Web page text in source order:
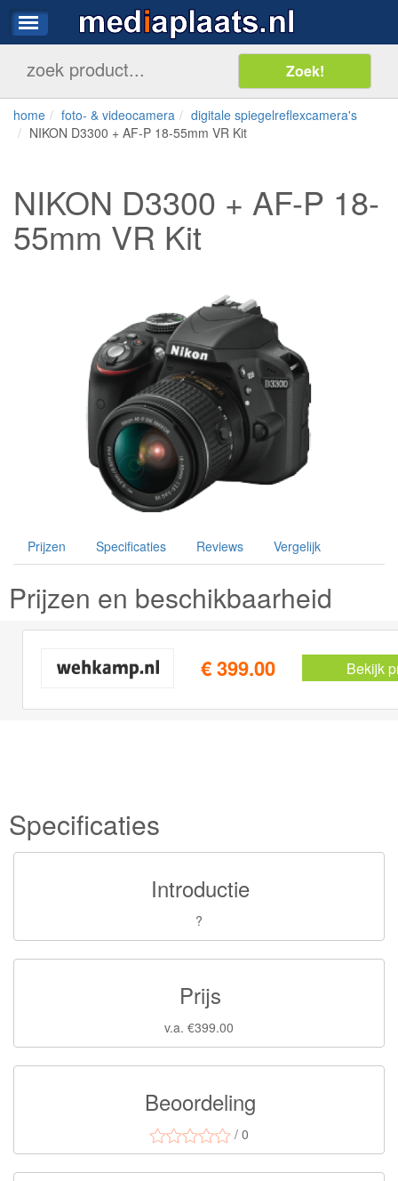
home foto- & videocamera
digitale spiegelreflexcamera's
NIKON D3300 + AF-P 18-55mm VR Kit
NIKON D3300 + AF-P 18-
55mm VR Kit
Prijzen Specificaties Reviews Vergelijk
Prijzen en beschikbaarheid
€ 399.00 Bekijk
Specificaties
Introductie
?
Prijs
v.a. €399.00
Beoordeling
/ 0